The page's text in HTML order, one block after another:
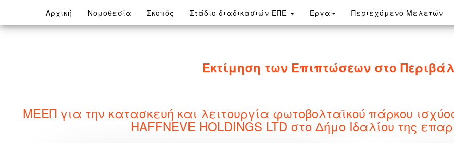
Αρχική Νομοθεσία (current)
Σκοπός Στάδιο διαδικασιών ΕΠΕ Έργα Περιεχόμενο Μελετών
Εκτίμηση των Επιπτώσεων στο
ΜΕΕΠ για την κατασκευή και λειτουργία φωτοβολταϊκού πάρκου
HAFFNEVE HOLDINGS LTD στο Δήμο Ιδαλίου της